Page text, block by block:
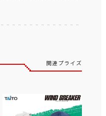
関連プライズ